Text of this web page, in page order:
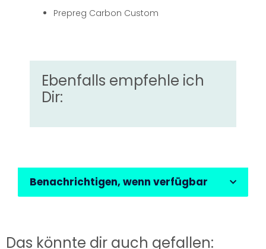
Prepreg Carbon Custom
Ebenfalls empfehle ich
Dir:
Benachrichtigen, wenn verfügbar
Das könnte dir auch gefallen: